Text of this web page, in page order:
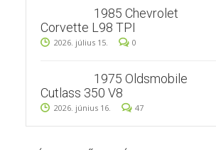
1985 Chevrolet
Corvette L98 TPI
2026. július 15. 0
1975 Oldsmobile
Cutlass 350 V8
2026. június 16. 47